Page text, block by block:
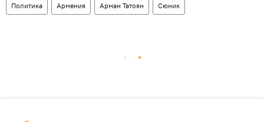
Политика Армения Арман Татоян Сюник